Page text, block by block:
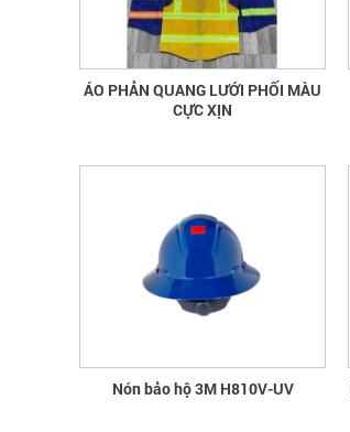
ÁO PHẢN QUANG LƯỚI PHỐI MÀU
CỰC XỊN
Nón bảo hộ 3M H810V-UV